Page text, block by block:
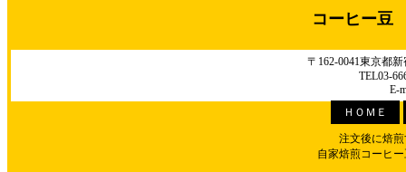
コーヒー
〒162-0041東京都
TEL03-
E-
ＨＯＭＥ
注文後に焙
自家焙煎コーヒ